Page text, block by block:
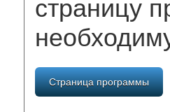
страницу
Страница программы